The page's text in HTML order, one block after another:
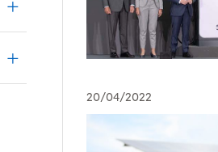
i18n.web.accesibilidad.desplegar
20/04/2022